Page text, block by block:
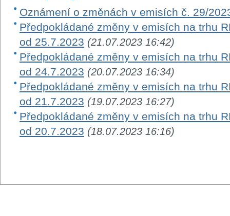
Oznámení o změnách v emisích č. 29/
Předpokládané změny v emisích na trhu
od 25.7.2023 (21.07.2023 16:42)
Předpokládané změny v emisích na trhu
od 24.7.2023 (20.07.2023 16:34)
Předpokládané změny v emisích na trhu
od 21.7.2023 (19.07.2023 16:27)
Předpokládané změny v emisích na trhu
od 20.7.2023 (18.07.2023 16:16)